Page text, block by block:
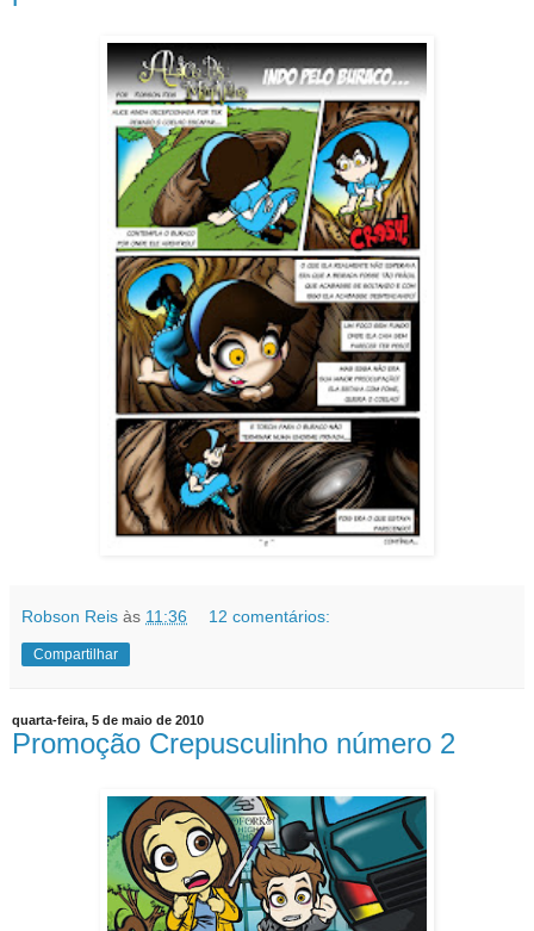
Robson Reis às 11:36 12 comentários:
Compartilhar
quarta-feira, 5 de maio de 2010
Promoção Crepusculinho número 2